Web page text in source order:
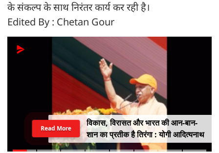
के संकल्प के साथ निरंतर कार्य कर रही है।
Edited By : Chetan Gour
विकास, विरासत और भारत की आन-बान-
शान का प्रतीक है तिरंगा : योगी आदित्यनाथ
Read More